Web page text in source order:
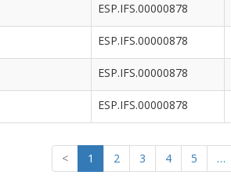
ESP.IFS.00000878
ESP.IFS.00000878
ESP.IFS.00000878
ESP.IFS.00000878
< 1 2 3 4 5 …